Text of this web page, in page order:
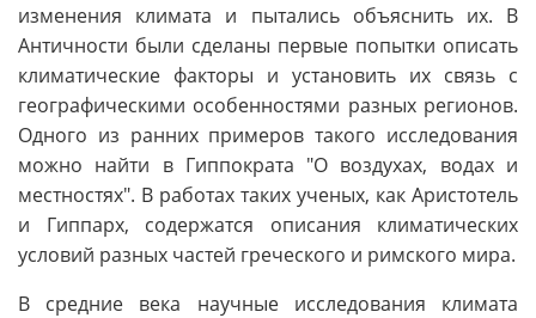
изменения климата и пытались объяснить их. В
Античности были сделаны первые попытки описать
климатические факторы и установить их связь с
географическими особенностями разных регионов.
Одного из ранних примеров такого исследования
можно найти в Гиппократа "О воздухах, водах и
местностях". В работах таких ученых, как Аристотель
и Гиппарх, содержатся описания климатических
условий разных частей греческого и римского мира.
В средние века научные исследования климата